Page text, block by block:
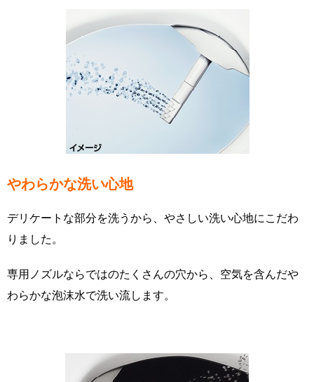
やわらかな洗い心地
デリケートな部分を洗うから、やさしい洗い心地にこだわ
りました。
専用ノズルならではのたくさんの穴から、空気を含んだや
わらかな泡沫水で洗い流します。